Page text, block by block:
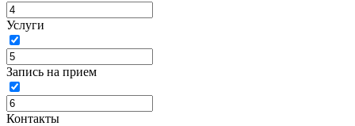
Услуги
Запись на прием
Контакты